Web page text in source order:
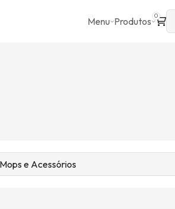
Menu Produtos 0